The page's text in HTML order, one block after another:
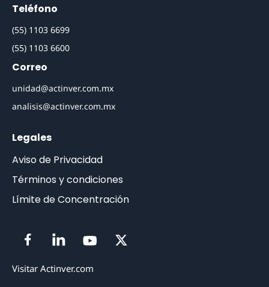
Teléfono
(55) 1103 6699
(55) 1103 6600
Correo
unidad@actinver.com.mx
analisis@actinver.com.mx
Legales
Aviso de Privacidad
Términos y condiciones
Límite de Concentración
Visitar Actinver.com